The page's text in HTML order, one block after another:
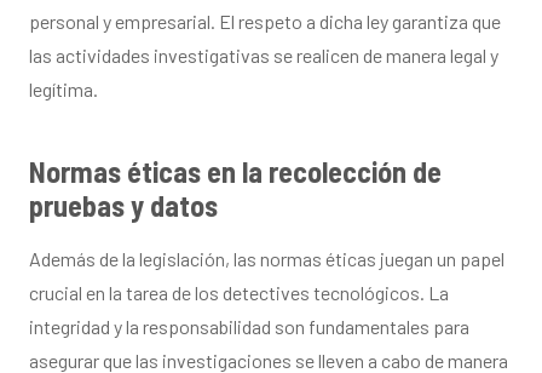
personal y empresarial. El respeto a dicha ley garantiza que
las actividades investigativas se realicen de manera legal y
legítima.
Normas éticas en la recolección de
pruebas y datos
Además de la legislación, las normas éticas juegan un papel
crucial en la tarea de los detectives tecnológicos. La
integridad y la responsabilidad son fundamentales para
asegurar que las investigaciones se lleven a cabo de manera